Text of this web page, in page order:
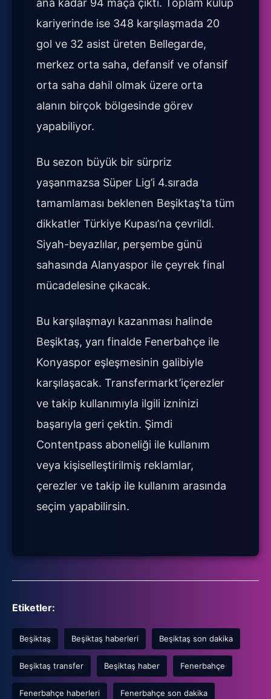
ana kadar 94 maça çıktı. Toplam kulüp
kariyerinde ise 348 karşılaşmada 20
gol ve 32 asist üreten Bellegarde,
merkez orta saha, defansif ve ofansif
orta saha dahil olmak üzere orta
alanın birçok bölgesinde görev
yapabiliyor.
Bu sezon büyük bir sürpriz
yaşanmazsa Süper Lig’i 4.sırada
tamamlaması beklenen Beşiktaş’ta tüm
dikkatler Türkiye Kupası’na çevrildi.
Siyah-beyazlılar, perşembe günü
sahasında Alanyaspor ile çeyrek final
mücadelesine çıkacak.
Bu karşılaşmayı kazanması halinde
Beşiktaş, yarı finalde Fenerbahçe ile
Konyaspor eşleşmesinin galibiyle
karşılaşacak. Transfermarkt’içerezler
ve takip kullanımıyla ilgili izninizi
başarıyla geri çektin. Şimdi
Contentpass aboneliği ile kullanım
veya kişiselleştirilmiş reklamlar,
çerezler ve takip ile kullanım arasında
seçim yapabilirsin.
Etiketler:
Beşiktaş Beşiktaş haberleri Beşiktaş son dakika
Beşiktaş transfer Beşiktaş haber Fenerbahçe
Fenerbahçe haberleri Fenerbahçe son dakika